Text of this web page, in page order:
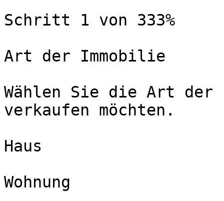
Schritt 1 von 333%
Art der Immobilie
Wählen Sie die Art
verkaufen möchten.
Haus
Wohnung